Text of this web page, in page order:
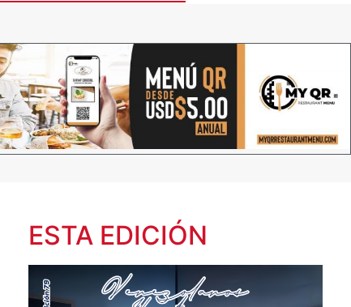
ESTA EDICIÓN